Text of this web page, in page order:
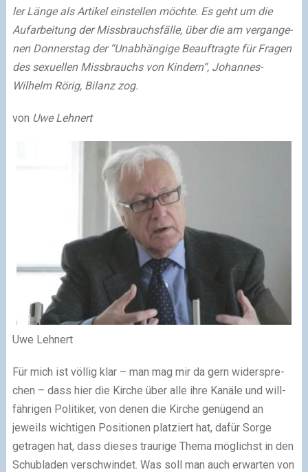
ler Länge als Artikel ein­stel­len möchte. Es geht um die
Aufarbeitung der Missbrauchsfälle, über die am ver­gan­ge­
nen Donnerstag der “Unabhängige Beauftragte für Fragen
des sexu­el­len Missbrauchs von Kindern“, Johannes-
Wilhelm Rörig, Bilanz zog.
von Uwe Lehnert
Uwe Lehnert
Für mich ist völ­lig klar – man mag mir da gern wider­spre­
chen – dass hier die Kirche über alle ihre Kanäle und will­
fäh­ri­gen Politiker, von denen die Kirche genü­gend an
jeweils wich­ti­gen Positionen plat­ziert hat, dafür Sorge
getra­gen hat, dass die­ses trau­rige Thema mög­lichst in den
Schubladen ver­schwin­det. Was soll man auch erwar­ten von